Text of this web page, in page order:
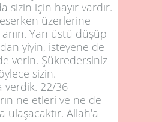
sizin için hayır vardır.
üzerlerine
anın. Yan üstü düşüp
yiyin, isteyene de
verin. Şükredersiniz
sizin.
verdik. 22/36
ne etleri ve ne de
ulaşacaktır. Allah'a